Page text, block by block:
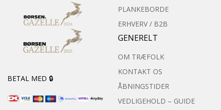
BETAL MED 🔒
PLANKEBORDE
ERHVERV / B2B
GENERELT
OM TRÆFOLK
KONTAKT OS
ÅBNINGSTIDER
VEDLIGEHOLD – GUIDE